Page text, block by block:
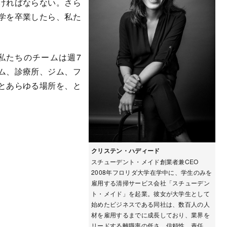
クリステン・ハディード
スチューデント・メイド創業者兼CEO
2008年フロリダ大学在学中に、学生のみを
雇用する清掃サービス会社「スチューデン
ト・メイド」を起業。彼女が大学生として
始めたビジネスである同社は、数百人の人
材を雇用するまでに成長しており、業界を
リードする離職率の低さ、信頼性、責任
を卒業したら、私た
ちのチームは週7
、診療所、ジム、フ
あらゆる場所を、と